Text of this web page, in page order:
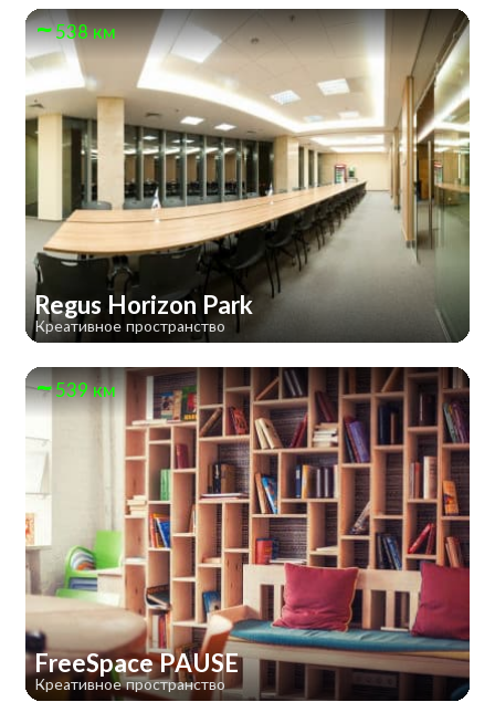
538 км
Regus Horizon Park
Креативное пространство
539 км
FreeSpace PAUSE
Креативное пространство